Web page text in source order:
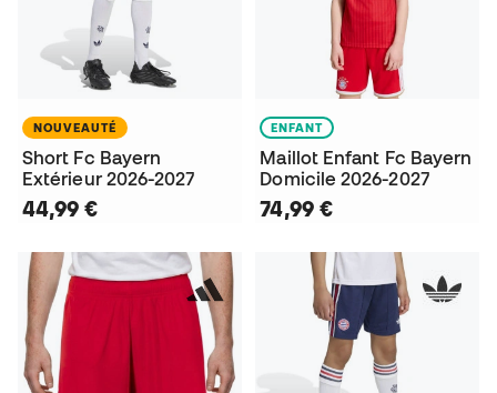
NOUVEAUTÉ
Short Fc Bayern
Extérieur 2026-2027
44,99 €
ENFANT
Maillot Enfant Fc Bayern
Domicile 2026-2027
74,99 €